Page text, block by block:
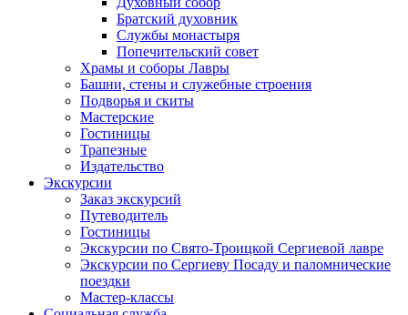
Братский духовник
Службы монастыря
Попечительский совет
Храмы и соборы Лавры
Башни, стены и служебные строения
Подворья и скиты
Мастерские
Гостиницы
Трапезные
Издательство
Экскурсии
Заказ экскурсий
Путеводитель
Гостиницы
Экскурсии по Свято-Троицкой Сергиевой лавре
Экскурсии по Сергиеву Посаду и паломнические
поездки
Мастер-классы